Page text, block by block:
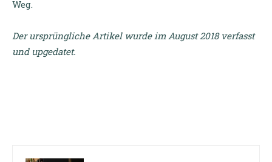
Weg.
Der ursprüngliche Artikel wurde im August 2018 verfasst
und upgedatet.